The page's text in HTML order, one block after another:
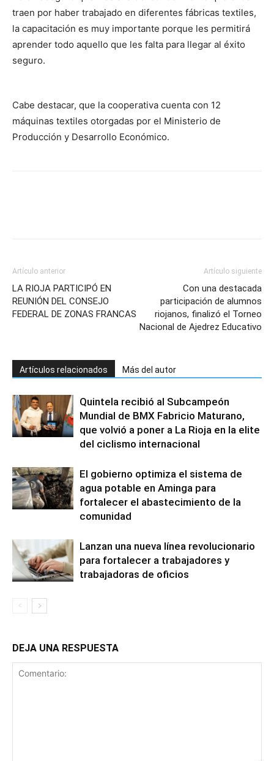
traen por haber trabajado en diferentes fábricas textiles,
la capacitación es muy importante porque les permitirá
aprender todo aquello que les falta para llegar al éxito
seguro.
Cabe destacar, que la cooperativa cuenta con 12
máquinas textiles otorgadas por el Ministerio de
Producción y Desarrollo Económico.
Artículo anterior
LA RIOJA PARTICIPÓ EN
REUNIÓN DEL CONSEJO
FEDERAL DE ZONAS FRANCAS
Artículo siguiente
Con una destacada
participación de alumnos
riojanos, finalizó el Torneo
Nacional de Ajedrez Educativo
Artículos relacionados Más del autor
Quintela recibió al Subcampeón
Mundial de BMX Fabricio Maturano,
que volvió a poner a La Rioja en la elite
del ciclismo internacional
El gobierno optimiza el sistema de
agua potable en Aminga para
fortalecer el abastecimiento de la
comunidad
Lanzan una nueva línea revolucionario
para fortalecer a trabajadores y
trabajadoras de oficios
DEJA UNA RESPUESTA